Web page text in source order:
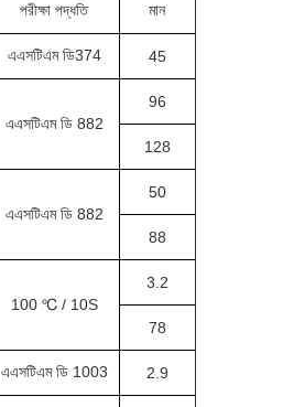
পরীক্ষা পদ্ধতি মান
এএসটিএম ডি374 45
এএসটিএম ডি 882
96
128
এএসটিএম ডি 882
50
88
100 ℃ / 10S
3.2
78
এএসটিএম ডি 1003 2.9